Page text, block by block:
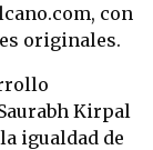
con
originales.
Kirpal
igualdad de